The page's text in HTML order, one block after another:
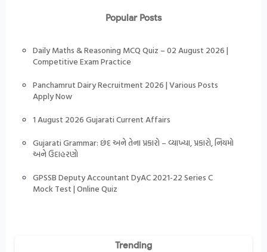
Popular Posts
Daily Maths & Reasoning MCQ Quiz – 02 August 2026 |
Competitive Exam Practice
Panchamrut Dairy Recruitment 2026 | Various Posts
Apply Now
1 August 2026 Gujarati Current Affairs
Gujarati Grammar: છંદ અને તેના પ્રકારો – વ્યાખ્યા, પ્રકારો, નિયમો
અને ઉદાહરણો
GPSSB Deputy Accountant DyAC 2021-22 Series C
Mock Test | Online Quiz
Trending